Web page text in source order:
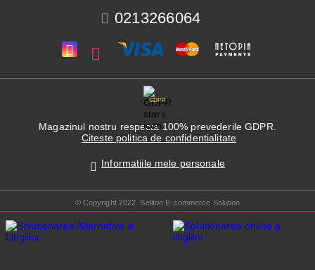
0213266064
GDPR
Magazinul nostru respecta 100% prevederile GDPR.
Citeste politica de confidentialitate
Informatiile mele personale
© Copyright 2022. Seliton E-commerce Solution